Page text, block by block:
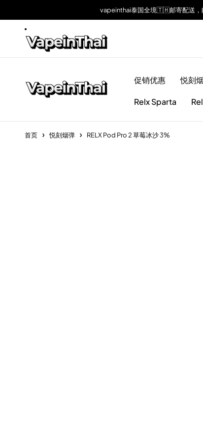
vapeinthai泰国全境🇹🇭邮寄配送，
促销优惠 悦刻
Relx Sparta
首页 悦刻烟弹 RELX Pod Pro 2 草莓冰沙 3%